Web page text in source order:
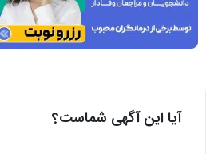
آیا این آگهی شماست؟